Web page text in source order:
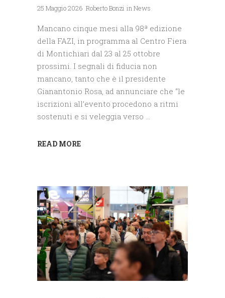
25 Maggio 2026 Roberto Bonzi inNews
Mancano cinque mesi alla 98ª edizione
della FAZI, in programma al Centro Fiera
di Montichiari dal 23 al 25 ottobre
prossimi. I segnali di fiducia non
mancano, tanto che è il presidente
Gianantonio Rosa, ad annunciare che “le
iscrizioni all’evento procedono a ritmi
sostenuti e si veleggia verso
READ MORE